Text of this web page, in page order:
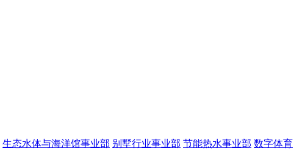
生态水体与海洋馆事业部 别墅行业事业部 节能热水事业部 数字体育